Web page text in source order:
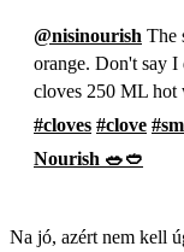
@nisinourish The
orange. Don't say
cloves 250 ML hot
#cloves #clove
Nourish 🥗🥙
Na jó, azért nem kell